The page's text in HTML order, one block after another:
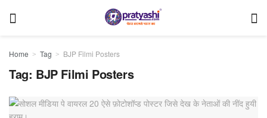
Home Tag BJP Filmi Posters
Tag: BJP Filmi Posters